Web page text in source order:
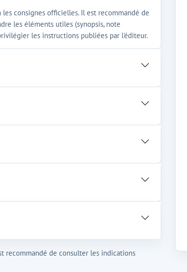
consignes officielles. Il est recommandé de
les éléments utiles (synopsis, note
les instructions publiées par l'éditeur.
recommandé de consulter les indications